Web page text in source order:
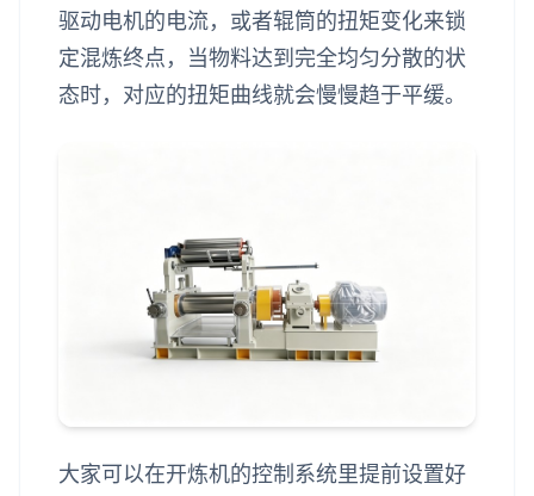
驱动电机的电流，或者辊筒的扭矩变化来锁
定混炼终点，当物料达到完全均匀分散的状
态时，对应的扭矩曲线就会慢慢趋于平缓。
大家可以在开炼机的控制系统里提前设置好